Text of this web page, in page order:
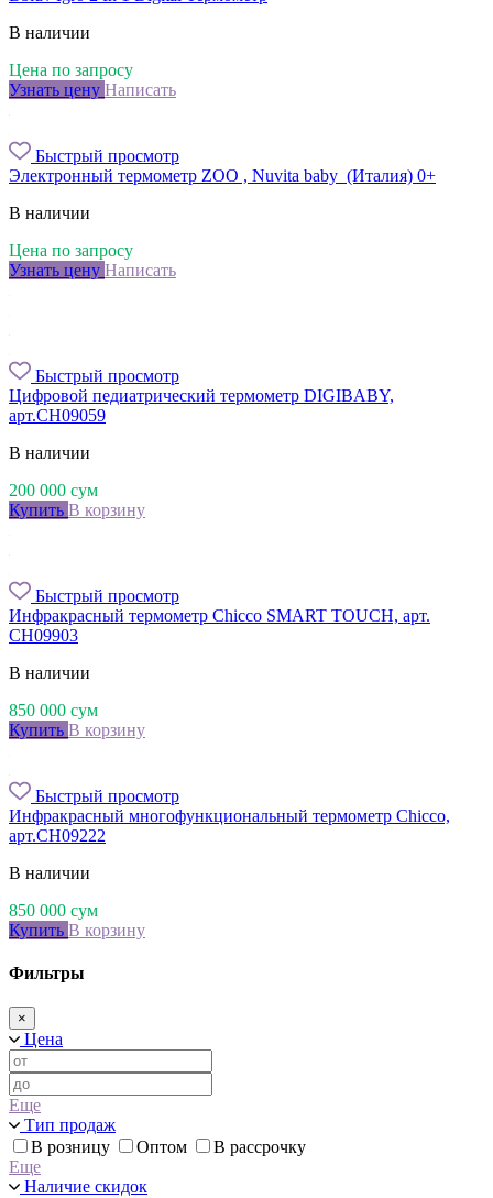
В наличии
Цена по запросу
Узнать цену Написать
Быстрый просмотр
Электронный термометр ZOO , Nuvita baby (Италия) 0+
В наличии
Цена по запросу
Узнать цену Написать
Быстрый просмотр
Цифровой педиатрический термометр DIGIBABY,
арт.CH09059
В наличии
200 000 сум
Купить В корзину
Быстрый просмотр
Инфракрасный термометр Chicco SMART TOUCH, арт.
CH09903
В наличии
850 000 сум
Купить В корзину
Быстрый просмотр
Инфракрасный многофункциональный термометр Chicco,
арт.CH09222
В наличии
850 000 сум
Купить В корзину
Фильтры
×
Цена
Еще
Тип продаж
В розницу
Оптом
В рассрочку
Еще
Наличие скидок